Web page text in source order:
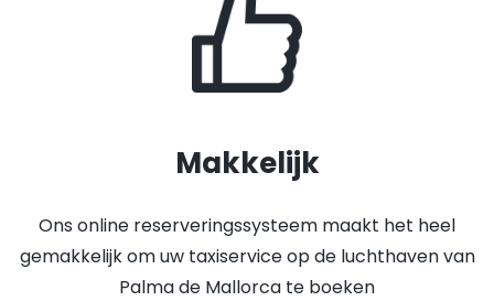
Makkelijk
Ons online reserveringssysteem maakt het heel
gemakkelijk om uw taxiservice op de luchthaven van
Palma de Mallorca te boeken